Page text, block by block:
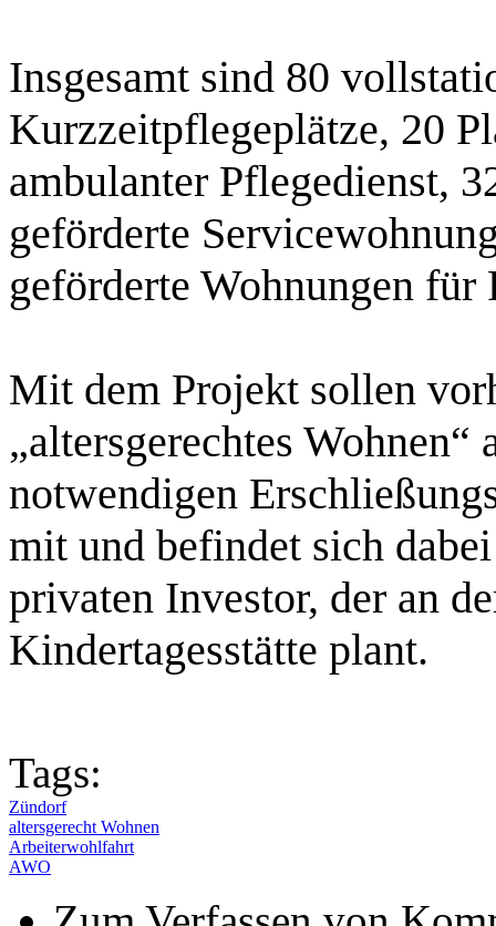
Insgesamt sind 80
Kurzzeitpflegeplätze, 20
ambulanter Pflegedienst,
geförderte
geförderte Wohnungen
Mit dem Projekt sollen
„altersgerechtes
notwendigen
mit und befindet sich
privaten Investor, der an
Kindertagesstätte plant.
Tags:
Zündorf
altersgerecht Wohnen
Arbeiterwohlfahrt
AWO